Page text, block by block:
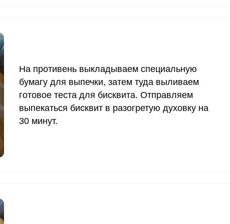
На противень выкладываем специальную
бумагу для выпечки, затем туда выливаем
готовое теста для бисквита. Отправляем
выпекаться бисквит в разогретую духовку на
30 минут.